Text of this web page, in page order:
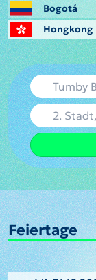
Bogotá
Hongkong
Feiertage